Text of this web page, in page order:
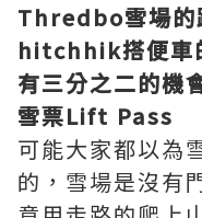
Thredbo雪場的
hitchhik搭便車
有三分之二的機
雪票Lift Pass
可能大家都以為
的，雪場是沒有